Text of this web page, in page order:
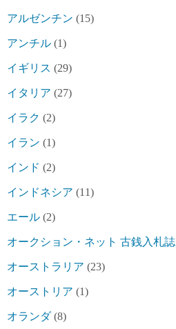
アルゼンチン (15)
アンチル (1)
イギリス (29)
イタリア (27)
イラク (2)
イラン (1)
インド (2)
インドネシア (11)
エール (2)
オークション・ネット 古銭入札誌
オーストラリア (23)
オーストリア (1)
オランダ(8)